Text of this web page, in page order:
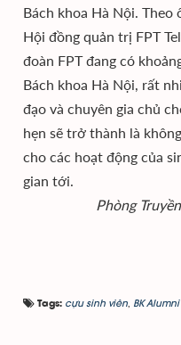
Bách khoa Hà Nội. Theo
Hội đồng quản trị FPT
đoàn FPT đang có
Bách khoa Hà Nội, rất
đạo và chuyên gia chủ
hẹn sẽ trở thành là
cho các hoạt động của
gian tới.
Phòng
Tags: cựu sinh viên BK Alumni